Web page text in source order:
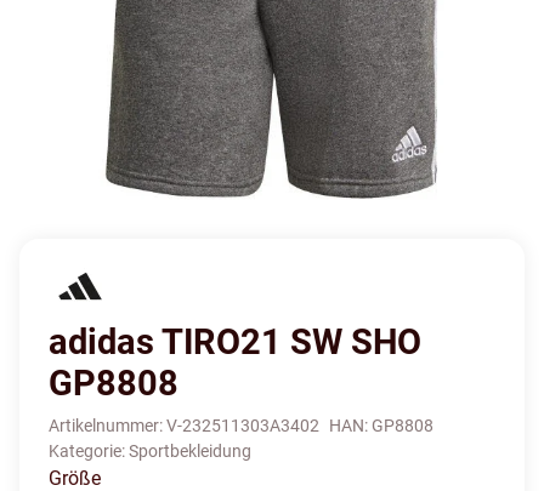
adidas TIRO21 SW SHO
GP8808
Artikelnummer:V-232511303A3402 HAN: GP8808
Kategorie:Sportbekleidung
Größe